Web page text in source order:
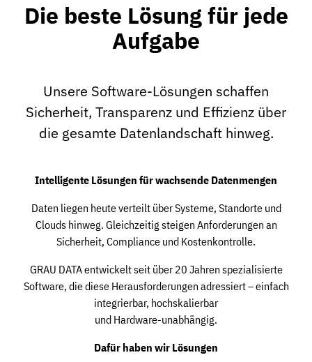
Die beste Lösung für jede
Aufgabe
Unsere Software-Lösungen schaffen
Sicherheit, Transparenz und Effizienz über
die gesamte Datenlandschaft hinweg.
Intelligente Lösungen für wachsende Datenmengen
Daten liegen heute verteilt über Systeme, Standorte und
Clouds hinweg. Gleichzeitig steigen Anforderungen an
Sicherheit, Compliance und Kostenkontrolle.
GRAU DATA entwickelt seit über 20 Jahren spezialisierte
Software, die diese Herausforderungen adressiert – einfach
integrierbar, hochskalierbar
und Hardware-unabhängig.
Dafür haben wir Lösungen